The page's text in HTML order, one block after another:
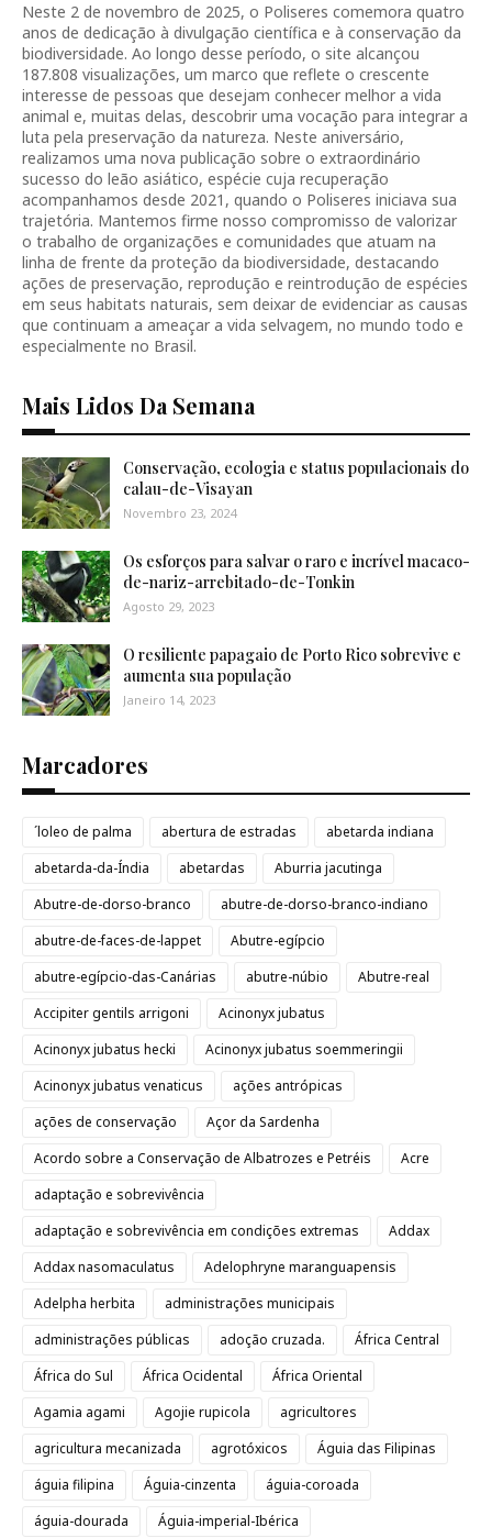
Neste 2 de novembro de 2025, o Poliseres comemora quatro
anos de dedicação à divulgação científica e à conservação da
biodiversidade. Ao longo desse período, o site alcançou
187.808 visualizações, um marco que reflete o crescente
interesse de pessoas que desejam conhecer melhor a vida
animal e, muitas delas, descobrir uma vocação para integrar a
luta pela preservação da natureza. Neste aniversário,
realizamos uma nova publicação sobre o extraordinário
sucesso do leão asiático, espécie cuja recuperação
acompanhamos desde 2021, quando o Poliseres iniciava sua
trajetória. Mantemos firme nosso compromisso de valorizar
o trabalho de organizações e comunidades que atuam na
linha de frente da proteção da biodiversidade, destacando
ações de preservação, reprodução e reintrodução de espécies
em seus habitats naturais, sem deixar de evidenciar as causas
que continuam a ameaçar a vida selvagem, no mundo todo e
especialmente no Brasil.
Mais Lidos Da Semana
Conservação, ecologia e status populacionais do
calau-de-Visayan
Novembro 23, 2024
Os esforços para salvar o raro e incrível macaco-
de-nariz-arrebitado-de-Tonkin
Agosto 29, 2023
O resiliente papagaio de Porto Rico sobrevive e
aumenta sua população
Janeiro 14, 2023
Marcadores
´loleo de palma abertura de estradas
abetarda indiana
abetarda-da-Índia
abetardas
Aburria jacutinga
Abutre-de-dorso-branco
abutre-de-dorso-branco-indiano
abutre-de-faces-de-lappet
Abutre-egípcio
abutre-egípcio-das-Canárias
abutre-núbio
Abutre-real
Accipiter gentils arrigoni
Acinonyx jubatus
Acinonyx jubatus hecki
Acinonyx jubatus soemmeringii
Acinonyx jubatus venaticus
ações antrópicas
ações de conservação
Açor da Sardenha
Acordo sobre a Conservação de Albatrozes e Petréis
Acre
adaptação e sobrevivência
adaptação e sobrevivência em condições extremas
Addax
Addax nasomaculatus
Adelophryne maranguapensis
Adelpha herbita
administrações municipais
administrações públicas
adoção cruzada.
África Central
África do Sul
África Ocidental
África Oriental
Agamia agami
Agojie rupicola
agricultores
agricultura mecanizada
agrotóxicos
Águia das Filipinas
águia filipina
Águia-cinzenta
águia-coroada
águia-dourada
Águia-imperial-Ibérica